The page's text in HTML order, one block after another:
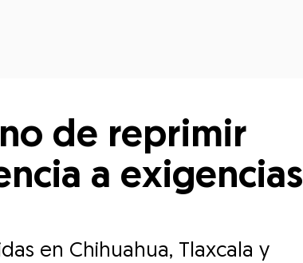
de reprimir
a exigencias
en Chihuahua, Tlaxcala y